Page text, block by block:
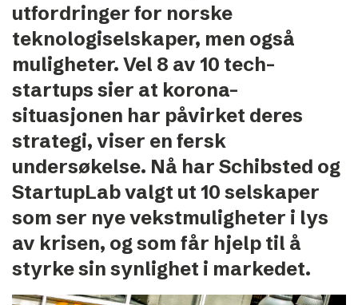
Our brands
Press & News
Contact
utfordringer for norske
teknologiselskaper, men også
muligheter. Vel 8 av 10 tech-
startups sier at korona-
situasjonen har påvirket deres
strategi, viser en fersk
undersøkelse. Nå har Schibsted og
StartupLab valgt ut 10 selskaper
som ser nye vekstmuligheter i lys
av krisen, og som får hjelp til å
styrke sin synlighet i markedet.